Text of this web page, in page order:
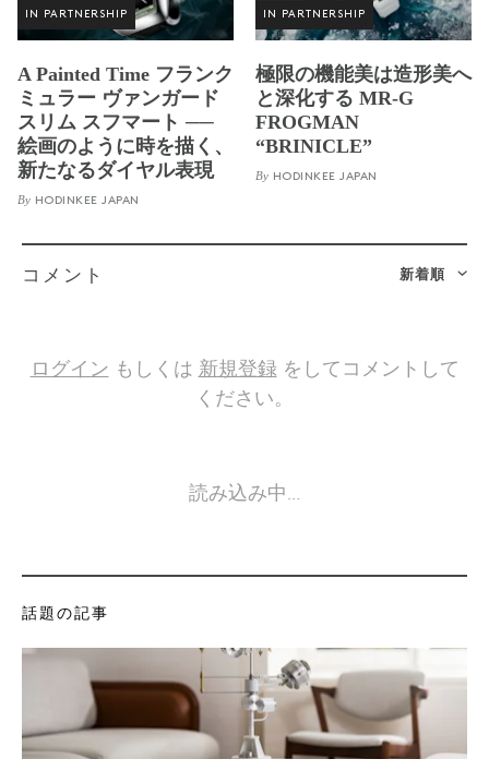
IN PARTNERSHIP
A Painted Time フランク
ミュラー ヴァンガード
スリム スフマート ──
絵画のように時を描く、
新たなるダイヤル表現
By HODINKEE JAPAN
IN PARTNERSHIP
極限の機能美は造形美へ
と深化する MR-G
FROGMAN
“BRINICLE”
By HODINKEE JAPAN
新着順
コメント
ログイン もしくは 新規登録をしてコメントして
ください。
読み込み中…
話題の記事